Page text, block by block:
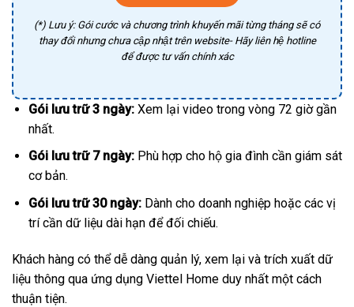
(*) Lưu ý: Gói cước và chương trình khuyến mãi từng tháng sẽ có
thay đổi nhưng chưa cập nhật trên website- Hãy liên hệ hotline
để được tư vấn chính xác
Gói lưu trữ 3 ngày:Xem lại video trong vòng 72 giờ gần
nhất.
Gói lưu trữ 7 ngày:Phù hợp cho hộ gia đình cần giám sát
cơ bản.
Gói lưu trữ 30 ngày:Dành cho doanh nghiệp hoặc các vị
trí cần dữ liệu dài hạn để đối chiếu.
Khách hàng có thể dễ dàng quản lý, xem lại và trích xuất dữ
liệu thông qua ứng dụng Viettel Home duy nhất một cách
thuận tiện.